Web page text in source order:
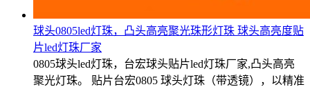
球头0805led灯珠，凸头高亮聚光珠形灯珠 球头高亮度贴
片led灯珠厂家
0805球头led灯珠，台宏球头贴片led灯珠厂家,凸头高亮
聚光灯珠。 贴片台宏0805 球头灯珠（带透镜），以精准